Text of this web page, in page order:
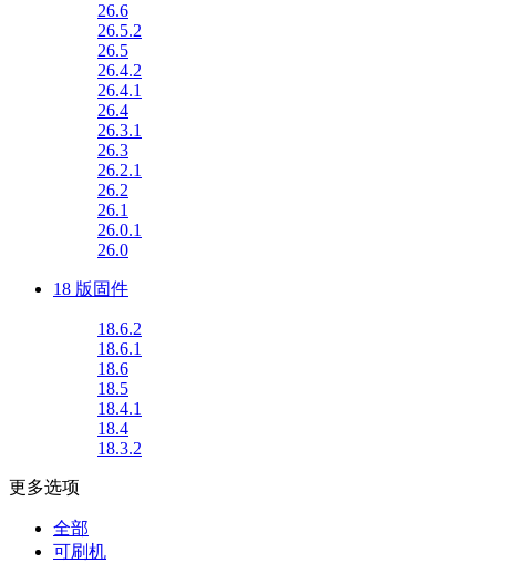
26.6
26.5.2
26.5
26.4.2
26.4.1
26.4
26.3.1
26.3
26.2.1
26.2
26.1
26.0.1
26.0
18 版固件
18.6.2
18.6.1
18.6
18.5
18.4.1
18.4
18.3.2
更多选项
全部
可刷机